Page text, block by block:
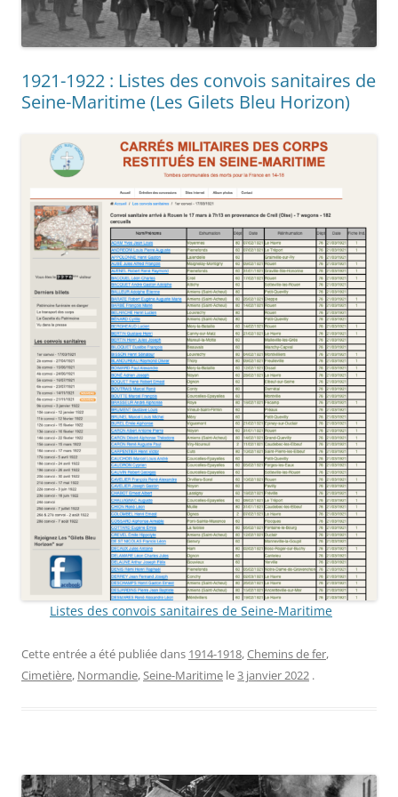
1921-1922 : Listes des convois sanitaires de
Seine-Maritime (Les Gilets Bleu Horizon)
Listes des convois sanitaires de Seine-Maritime
Cette entrée a été publiée dans 1914-1918,Chemins de fer,
Cimetière, Normandie,Seine-Maritime le3 janvier 2022 .